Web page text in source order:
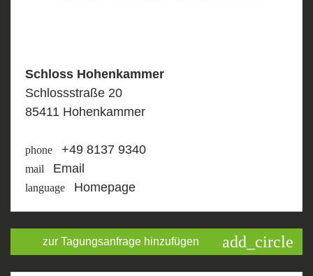
Schloss Hohenkammer
Schlossstraße 20
85411 Hohenkammer
phone +49 8137 9340
mail Email
language Homepage
zur Tagungsanfrage hinzufügen add_circle